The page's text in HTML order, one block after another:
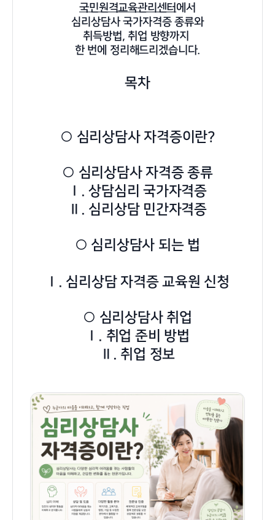
국민원격교육관리센터 에서
심리상담사 국가자격증 종류와
취득방법, 취업 방향까지
한 번에 정리해드리겠습니다.
목차
○ 심리상담사 자격증이란?
○ 심리상담사 자격증 종류
Ⅰ. 상담심리 국가자격증
Ⅱ. 심리상담 민간자격증
○ 심리상담사 되는 법
Ⅰ. 심리상담 자격증 교육원 신청
○ 심리상담사 취업
Ⅰ. 취업 준비 방법
Ⅱ. 취업 정보